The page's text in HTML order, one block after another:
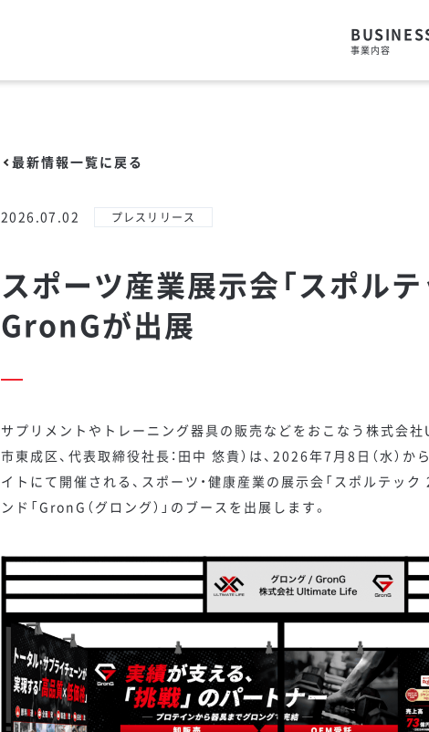
事業内容
最新情報一覧に戻る
2026.07.02 プレスリリース
スポーツ産業展示会「スポル
GronGが出展
サプリメントやトレーニング器具の販売などをおこなう株式会
市東成区、代表取締役社長：田中 悠貴）は、2026年7月8日（水）か
イトにて開催される、スポーツ・健康産業の展示会「スポルテック
ンド「GronG（グロング）」のブースを出展します。